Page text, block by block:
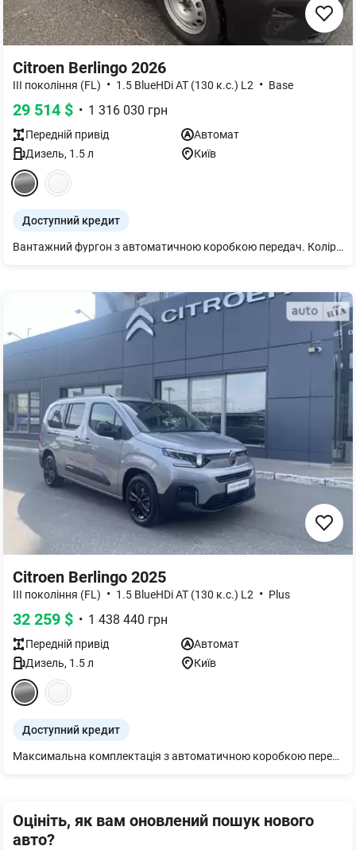
Citroen Berlingo 2026
III покоління (FL) • 1.5 BlueHDi АТ (130 к.с.) L2 • Base
29 514 $ • 1 316 030 грн
Передній привід
Автомат
Дизель, 1.5л Київ
Доступний кредит
Вантажний фургон з автоматичною коробкою передач. Колір - стальний металік. Пакет "Зимовий та Техно Плюс L2": - Обігрів нижньої частини лобового скла; - Шкіряне оздоблення керма; - Підігрів керма; - Підігрів передніх сидінь; - Бокові подушки безпеки; - Двозонний клімат - контроль; - Камера заднього огляду. Авто в наявності!
Citroen Berlingo 2025
III покоління (FL) • 1.5 BlueHDi АТ (130 к.с.) L2 • Plus
32 259 $ • 1 438 440 грн
Передній привід
Автомат
Дизель, 1.5л Київ
Доступний кредит
Максимальна комплектація з автоматичною коробкою перемикання передач!!! Пакет "Комфорт + Стиль": - Двозонний клімат - контроль; - Додаткове тонування скла бокових і задніх дверей; - Скло дверей багажника, що відчиняється; - Електричні склопідйомники в бокових зсувних дверях; - Зовнішні дзеркала заднього огляду з електрорегулюванням, обігрівом та складанням; - Декоративне оздоблення на внутрішніх дверних панелях; - Рейлінги; - Захисна накладка на рейки бокових зсувних дверей кольору кузова; - Праві та ліві зсувні бокові двері з вікнами, що відкриваються Пакет "Зимовий + Техно": - Обігрів нижньої частини лобового скла; - Підігрів передніх сидінь; - Шкіряне оздоблення керма; - Підігрів керма; - Система безключового доступу та запуску двигуна (Keyless Access); - Розетка 220V; - 10" кольорова панель приладів; - Камера заднього огляду 180°
Оцініть, як вам оновлений пошук нового
авто?